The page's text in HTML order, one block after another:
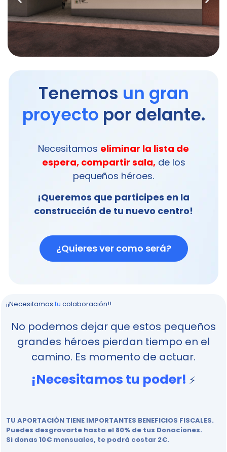
Tenemos un gran
proyecto por delante.
Necesitamos eliminar la lista de
espera, compartir sala,de los
pequeños héroes.
¡Queremos que participes en la
construcción de tu nuevo centro!
¿Quieres ver como será?
¡¡Necesitamos tu colaboración!!
No podemos dejar que estos pequeños
grandes héroes pierdan tiempo en el
camino. Es momento de actuar.
¡Necesitamos tu poder! ⚡
TU APORTACIÓN TIENE IMPORTANTES BENEFICIOS FISCALES.
Puedes desgravarte hasta el 80% de tus Donaciones.
Si donas 10€ mensuales, te podrá costar 2€.